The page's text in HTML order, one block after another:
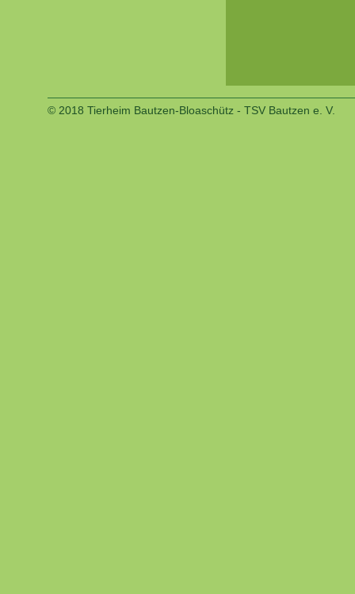
© 2018 Tierheim Bautzen-Bloaschütz - TSV Bautzen e. V.